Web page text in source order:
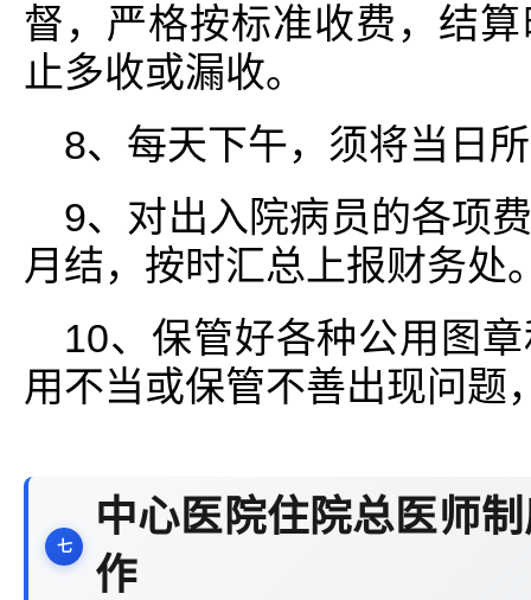
督，严格按标准收费，结
止多收或漏收。
8、每天下午，须将当日
9、对出入院病员的各项
月结，按时汇总上报财务处
10、保管好各种公用图
用不当或保管不善出现问题
中心医院住院总医师
作